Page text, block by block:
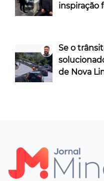
inspiração
Se o
de Nova